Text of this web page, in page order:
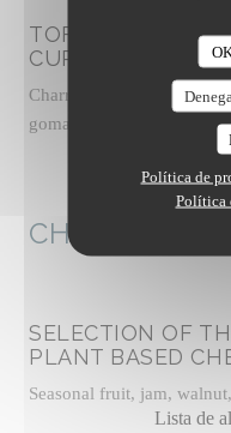
Política de
Política
TOFU "MALFATTI"
CURRY
Charred zucchini and
gomasio, thai basil shoots
Lista de
CHEESE
SELECTION OF
PLANT BASED
Seasonal fruit, jam,
Lista de